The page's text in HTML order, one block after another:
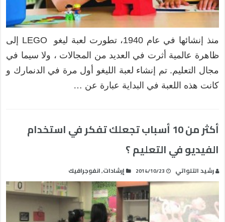
منذ إنشائها في عام 1940، تطورت لعبة ليغو LEGO إلى
ظاهرة عالمية أثرت في العديد من المجالات ، ولا سيما في
مجال التعليم. تم إنشاء لعبة الليغو أول مرة في الدنمارك و
كانت هذه اللعبة في البداية عبارة عن …
أكثر من 10 أسباب تجعلك تفكر في استخدام
الفيديو في التعليم ؟
رشيد التلواتي 2014/10/23 إرشادات,انفوجرافيك